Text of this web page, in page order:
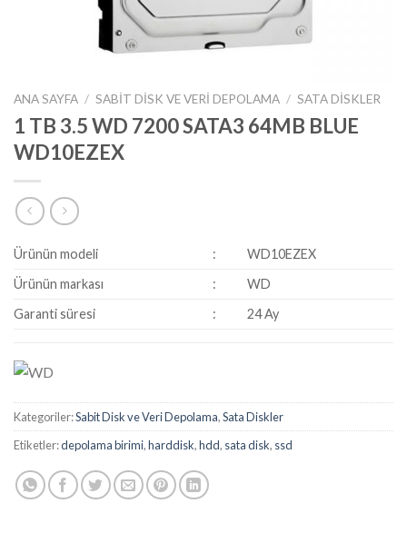
ANA SAYFA / SABIT DISK VE VERI DEPOLAMA / SATA DISKLER
1 TB 3.5 WD 7200 SATA3 64MB BLUE
WD10EZEX
Ürünün modeli :
WD10EZEX
Ürünün markası
:
WD
Garanti süresi
: 24 Ay
Kategoriler:Sabit Disk ve Veri Depolama,Sata Diskler
Etiketler:depolama birimi,harddisk,hdd, sata disk, ssd